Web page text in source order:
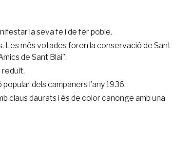
la seva fe i de fer poble.
Les més votades foren la conservació de Sant
de Sant Blai”.
reduït.
dels campaners l’any 1936.
claus daurats i és de color canonge amb una